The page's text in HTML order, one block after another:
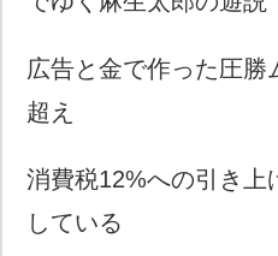
広告と金で作った圧勝
超え
消費税12%への引き上
している